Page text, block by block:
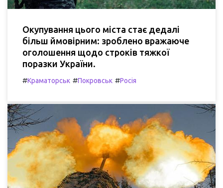
Окупування цього міста стає дедалі
більш ймовірним: зроблено вражаюче
оголошення щодо строків тяжкої
поразки України.
#Краматорськ #Покровськ #Росія